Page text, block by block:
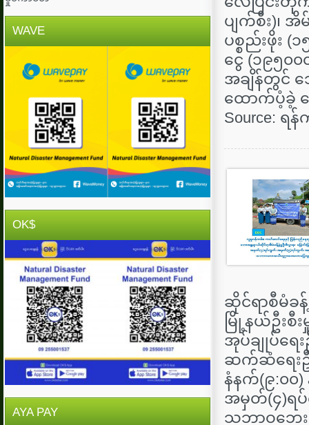
WAVE
OK$
AYA PAY
ပျက်စီး)၊
ပစ္စည်းဖိုး (
ငွေ (၁၉၅၀၀
အချိန်တွင်
ထောက်ပံ့ခဲ့ က
Source: ရ
ဆိုင်ရာစီမံခန့်ခွဲ
မြို့နယ်ဦးစီ
အုပ်ချုပ်ရေး
ဆက်ဆံရေးဦး
နံနက်(၉:၀၀)
အမှတ်(၄)ရ
သဘာဝဘေး